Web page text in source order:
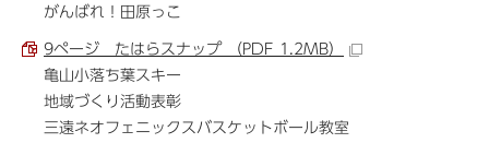
がんばれ！田原っこ
9ページ たはらスナップ （PDF 1.2MB）
亀山小落ち葉スキー
地域づくり活動表彰
三遠ネオフェニックスバスケットボール教室